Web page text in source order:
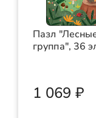
Пазл
группа", 36
1 069 ₽